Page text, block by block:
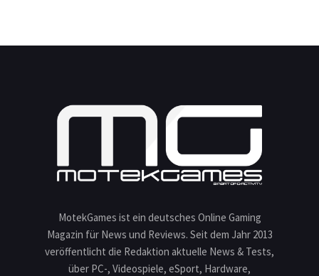
MotekGames ist ein deutsches Online Gaming
Magazin für News und Reviews. Seit dem Jahr 2013
veröffentlicht die Redaktion aktuelle News & Tests,
über PC-, Videospiele, eSport, Hardware,